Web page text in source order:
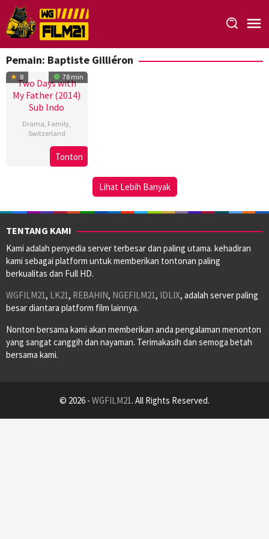
Loncat
ke
konten
Pemain: Baptiste Gilliéron
8 78 min
Two Days with
My Father (2014)
Sub Indo
Drama, Family,
Switzerland
Sep
Anne
Gonthier
Tonton
Lihat Lebih Banyak
TENTANG KAMI
Kami adalah penyedia server terbesar dan paling utama. kehadiran
kami sebagai platform untuk memberikan tontonan paling
berkualitas dan Full HD.
WGFILM21, LK21, REBAHIN, NGEFILM21, IDLIX, adalah server paling
besar diantara platform film lainnya.
Nonton bersama kami akan memberikan anda pengalaman menonton
yang sangat canggih dan nayaman. Terimakasih dan semoga betah
bersama kami.
© 2026 - WGFILM21. All Rights Reserved.